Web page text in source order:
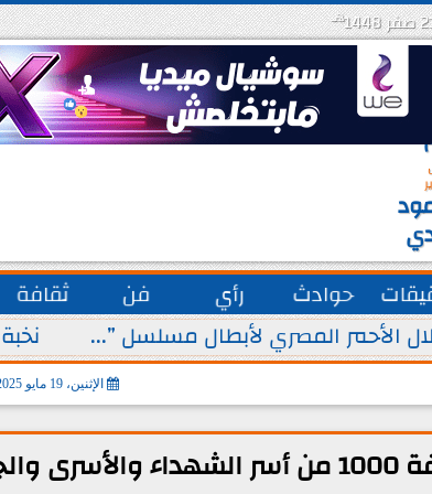
هـ
حوادث رأي فن ثقافة
الأحمر المصري لأبطال مسلسل ”...
الإثنين، 19 مايو 2025
ملك السعودية يوجه باستضافة 1000 من أسر الشهداء